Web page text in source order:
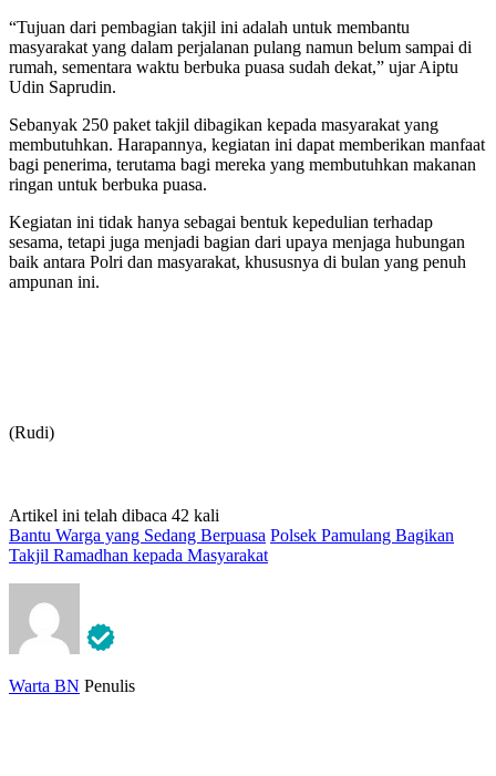
“Tujuan dari pembagian takjil ini adalah untuk membantu
masyarakat yang dalam perjalanan pulang namun belum sampai di
rumah, sementara waktu berbuka puasa sudah dekat,” ujar Aiptu
Udin Saprudin.
Sebanyak 250 paket takjil dibagikan kepada masyarakat yang
membutuhkan. Harapannya, kegiatan ini dapat memberikan manfaat
bagi penerima, terutama bagi mereka yang membutuhkan makanan
ringan untuk berbuka puasa.
Kegiatan ini tidak hanya sebagai bentuk kepedulian terhadap
sesama, tetapi juga menjadi bagian dari upaya menjaga hubungan
baik antara Polri dan masyarakat, khususnya di bulan yang penuh
ampunan ini.
(Rudi)
Artikel ini telah dibaca 42 kali
Bantu Warga yang Sedang Berpuasa Polsek Pamulang Bagikan
Takjil Ramadhan kepada Masyarakat
Warta BN Penulis